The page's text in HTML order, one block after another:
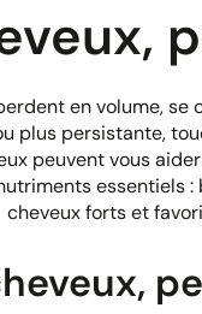
en volume,
plus persistante,
peuvent vous
essentiels
cheveux forts et